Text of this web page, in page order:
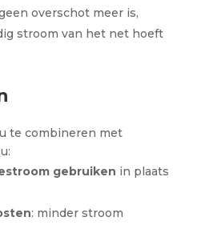
overschot meer is,
stroom van het net hoeft
te combineren met
gebruiken in plaats
: minder stroom